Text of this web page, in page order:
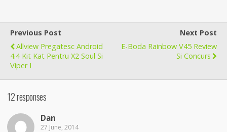
Previous Post
Allview Pregatesc Android
4.4 Kit Kat Pentru X2 Soul Si
Viper I
Next Post
E-Boda Rainbow V45 Review
Si Concurs
12 responses
Dan
27 June, 2014